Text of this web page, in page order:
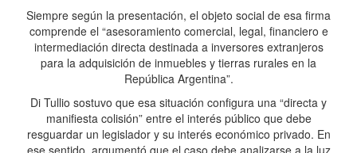
Siempre según la presentación, el objeto social de esa firma
comprende el “asesoramiento comercial, legal, financiero e
intermediación directa destinada a inversores extranjeros
para la adquisición de inmuebles y tierras rurales en la
República Argentina”.
Di Tullio sostuvo que esa situación configura una “directa y
manifiesta colisión” entre el interés público que debe
resguardar un legislador y su interés económico privado. En
ese sentido, argumentó que el caso debe analizarse a la luz